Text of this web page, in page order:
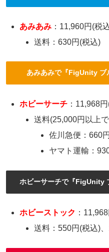
あみあみ ：11,960円(税
送料：630円(税込)
あみあみで『FigUnity ブ
ホビーサーチ ：11,968
送料(25,000円以上
佐川急便：660円
ヤマト運輸：
ホビーサーチで『FigUnity
ホビーストック ：
送料：550円(税込)